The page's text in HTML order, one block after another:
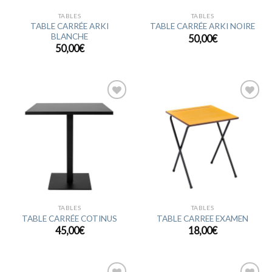
TABLES
TABLE CARRÉE ARKI
BLANCHE
50,00€
TABLES
TABLE CARRÉE ARKI NOIRE
50,00€
Ajouter
à la
TABLES
TABLE CARRÉE COTINUS
45,00€
TABLES
TABLE CARREE EXAMEN
18,00€